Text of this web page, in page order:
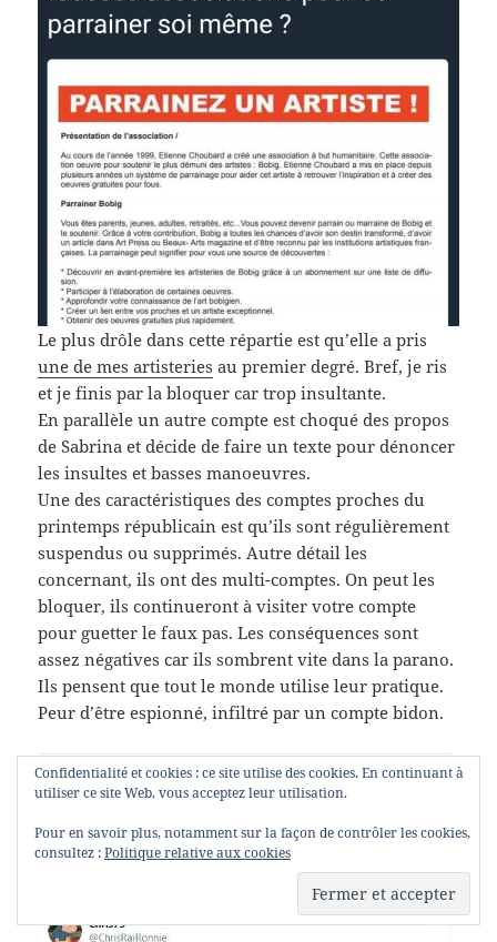
Le plus drôle dans cette répartie est qu’elle a pris
une de mes artisteries au premier degré. Bref, je ris
et je finis par la bloquer car trop insultante.
En parallèle un autre compte est choqué des propos
de Sabrina et décide de faire un texte pour dénoncer
les insultes et basses manoeuvres.
Une des caractéristiques des comptes proches du
printemps républicain est qu’ils sont régulièrement
suspendus ou supprimés. Autre détail les
concernant, ils ont des multi-comptes. On peut les
bloquer, ils continueront à visiter votre compte
pour guetter le faux pas. Les conséquences sont
assez négatives car ils sombrent vite dans la parano.
Ils pensent que tout le monde utilise leur pratique.
Peur d’être espionné, infiltré par un compte bidon.
Confidentialité et cookies : ce site utilise des cookies. En continuant à
utiliser ce site Web, vous acceptez leur utilisation.
Pour en savoir plus, notamment sur la façon de contrôler les cookies,
consultez :Politique relative aux cookies